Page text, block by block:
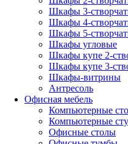
Шкафы 3-
Шкафы 4-
Шкафы 5-
Шкафы угловые
Шкафы купе 2-
Шкафы купе 3-
Шкафы-витрины
Антресоль
Офисная мебель
Компьютерные
Компьютерные
Офисные столы